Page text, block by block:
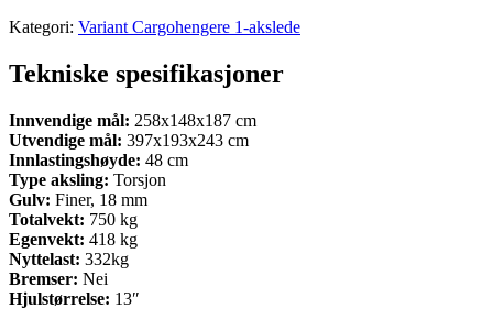
Kategori: Variant Cargohengere 1-akslede
Tekniske spesifikasjoner
Innvendige mål: 258x148x187 cm
Utvendige mål: 397x193x243 cm
Innlastingshøyde: 48 cm
Type aksling: Torsjon
Gulv: Finer, 18 mm
Totalvekt: 750 kg
Egenvekt: 418 kg
Nyttelast: 332kg
Bremser: Nei
Hjulstørrelse: 13″